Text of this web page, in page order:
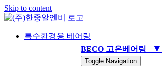
Skip to content
특수환경용 베어링
BECO 고온베어링
▼
Toggle Navigation